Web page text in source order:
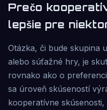
Prečo
lepšie pre
Otázka, či bude skupina
alebo súťažné hry, je
rovnako ako o
sa úroveň skúseností
kooperatívne